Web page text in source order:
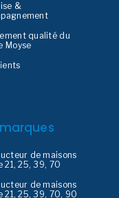
&
qualité du
Moyse
de maisons
21, 25, 39, 70
de maisons
21, 25, 39, 70, 90